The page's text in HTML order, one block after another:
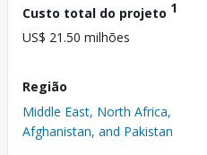
Custo total do projeto 1
US$ 21.50 milhões
Região
Middle East, North Africa,
Afghanistan, and Pakistan